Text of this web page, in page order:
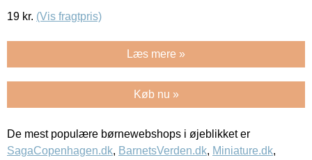
19 kr. (Vis fragtpris)
Læs mere »
Køb nu »
De mest populære børnewebshops i øjeblikket er
SagaCopenhagen.dk, BarnetsVerden.dk, Miniature.dk,